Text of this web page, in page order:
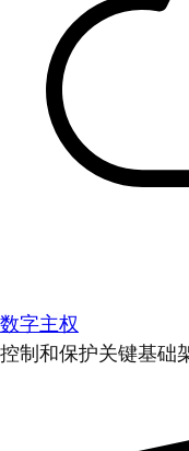
数字主权
控制和保护关键基础